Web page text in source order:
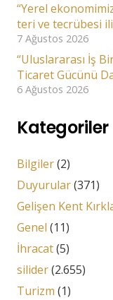
“Yerel
teri ve tecrübesi
7 Ağustos 2026
“Uluslararası İş
Ticaret Gücünü
6 Ağustos 2026
Kategoriler
Bilgiler(2)
Duyurular(371)
Gelişen Kent
Genel (11)
İhracat(5)
silider(2.655)
Turizm (1)